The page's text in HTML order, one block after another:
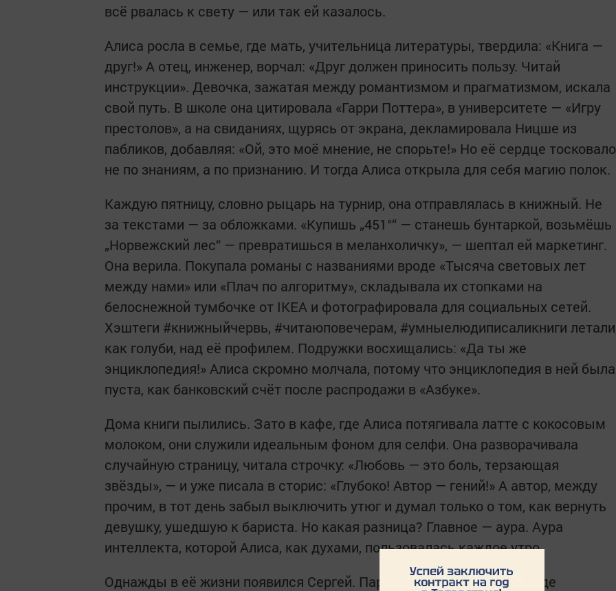
всё рвалась к свету — или так ей казалось.
Алиса росла в семье, где мать, учительница литературы, твердила: «Книга —
друг!» А отец, инженер, ворчал: «Друг должен приносить пользу. Читай
инструкции». Девочка, зажатая между романтизмом и прагматизмом, искала
свой путь. В школе она цитировала «Гарри Поттера», в университете — «Игру
престолов», а на свиданиях, щурясь от экрана, декламировала Ницше из
пабликов, добавляя: «Ой, это моё мнение, не спорьте!» Но её сердце тосковало
не по знаниям, а по признанию. И тогда Алиса открыла для себя магию полок.
Каждую пятницу, словно рыцарь на турнир, она отправлялась в книжный. Не
за текстами — за обложками. «Купишь „451°“ — станешь бунтаркой, возьмёшь
„Норвежский лес“ — превратишься в меланхоличку», — шептал ей маркетинг.
Она верила. Покупала романы с названиями вроде «Тысяча световых лет
между нами» или «Плач по алгоритму», складывала их стопками на
белоснежной тумбочке от IKEA и фотографировала для социальных сетей.
Хэштеги #книжныйчервь, #читаюповечерам, #умныелюдиписаликниги
как голуби, над её профилем. Подружки восхищались: «Да ты же
энциклопедия!» Алиса скромно молчала, потому что энциклопедия в ней была
пуста, как банковский счёт после распродажи в «Азбуке».
Дома книги пылились. Зато в кафе, где Алиса потягивала латте с кокосовым
молоком, они служили идеальным фоном для селфи. Она разворачивала
случайную страницу, читала строчку: «Любовь — это боль, терзающая
звёзды», — и уже писала в сторис: «Глубоко! Автор — гений!» А автор, между
прочим, в тот день забыл выключить утюг и думал только о том, как вернуть
девушку, ушедшую к бариста. Но какая разница? Главное — аура. Аура
интеллекта, которой Алиса, как духами, пользовалась каждое утро.
Однажды в её жизни появился Сергей. Парень из книжного клуба, где